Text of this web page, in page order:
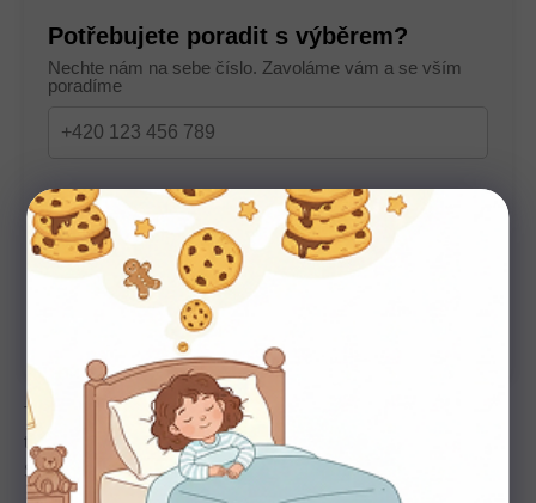
Potřebujete poradit s výběrem?
Nechte nám na sebe číslo. Zavoláme vám a se vším
poradíme
U nás nakupujte bez starostí
Autorizovaný prodejce všech značek. 100%
záruka. Záruční i pozáruční servis.
Topper z pěny Nightfly s výškou 7 cm poskytuje střední
tuhost, vysokou pružnost a výborné kopírování těla.
Snímatelný potah Silver zajišťuje hygienu i elegantní vzhled.